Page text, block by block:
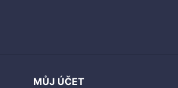
MŮJ ÚČET